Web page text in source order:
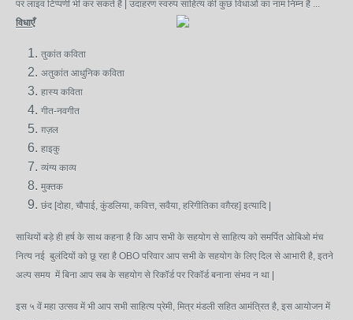
पर लाइव टिप्पणी भी कर सकते है | उदाहरण स्वरुप साहित्य की कुछ विधाओं का नाम निम्न है ...
विधाएँ
तुकांत कविता
अतुकांत आधुनिक कविता
हास्य कविता
गीत-नवगीत
ग़ज़ल
हाइकु
व्यंग्य काव्य
मुक्तक
छंद [दोहा, चौपाई, कुंडलिया, कवित्त, सवैया, हरिगीतिका वग़ैरह] इत्यादि |
साथियों बड़े ही हर्ष के साथ कहना है कि आप सभी के सहयोग से साहित्य को समर्पित ओबिओ मंच
नित्य नई बुलंदियों को छू रहा है OBO परिवार आप सभी के सहयोग के लिए दिल से आभारी है, इतने
अल्प समय में बिना आप सब के सहयोग से रिकॉर्ड पर रिकॉर्ड बनाना संभव न था |
इस ५ वें महा उत्सव में भी आप सभी साहित्य प्रेमी, मित्र मंडली सहित आमंत्रित है, इस आयोजन में